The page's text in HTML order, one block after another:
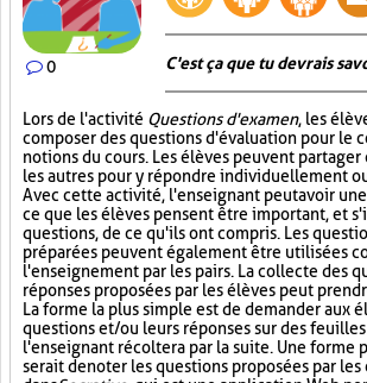
0 C'est ça que tu devrais
Lors de l'activité Questions d'examen, les
composer des questions d'évaluation pour le
notions du cours. Les élèves peuvent partager
les autres pour y répondre individuellement
Avec cette activité, l'enseignant peut avoir
ce que les élèves pensent être important, et
questions, de ce qu'ils ont compris. Les
préparées peuvent également être utilisées
l'enseignement par les pairs. La collecte des
réponses proposées par les élèves peut
La forme la plus simple est de demander aux
questions et/ou leurs réponses sur des
l'enseignant récoltera par la suite. Une forme
serait de noter les questions proposées par